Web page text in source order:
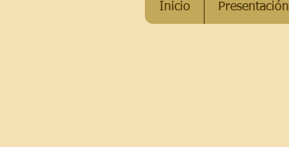
Inicio Presentación